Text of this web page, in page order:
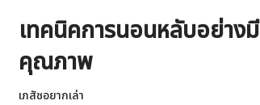
เทคนิคการนอนหลับอย่างมี
คุณภาพ
เภสัชอยากเล่า